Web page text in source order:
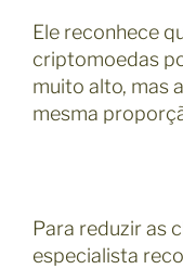
Ele reconhece
criptomoedas
muito alto, mas
mesma
Para reduzir as
especialista